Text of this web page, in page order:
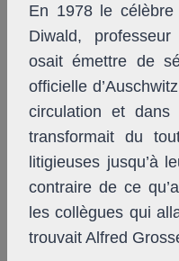
En 1978 le célèbre
Diwald, professeur
osait émettre de
officielle
circulation et dans
transformait du
litigieuses jusqu’à
contraire de ce
les collègues qui
trouvait Alfred